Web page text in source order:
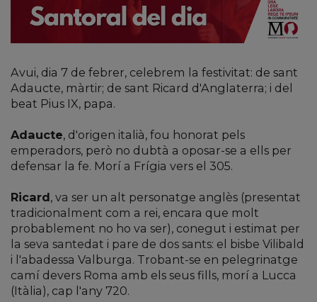
Avui, dia 7 de febrer, celebrem la festivitat: de sant
Adaucte, màrtir; de sant Ricard d'Anglaterra; i del
beat Pius IX, papa.
Adaucte, d'origen italià, fou honorat pels
emperadors, però no dubtà a oposar-se a ells per
defensar la fe. Morí a Frígia vers el 305.
Ricard, va ser un alt personatge anglès (presentat
tradicionalment com a rei, encara que molt
probablement no ho va ser), conegut i estimat per
la seva santedat i pare de dos sants: el bisbe Vilibald
i l'abadessa Valburga. Trobant-se en pelegrinatge
camí devers Roma amb els seus fills, morí a Lucca
(Itàlia), cap l'any 720.